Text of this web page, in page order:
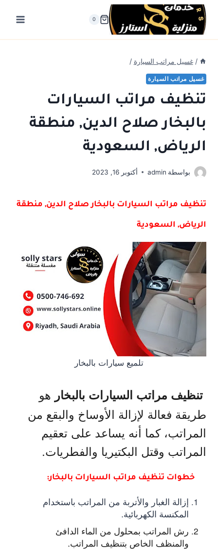
التجاوز
المحتوى
0
/ غسيل مراتب السيارة /
غسيل مراتب السيارة
تنظيف مراتب السيارات
بالبخار صلاح الدين, منطقة
الرياض, السعودية
بواسطة admin أكتوبر 16, 2023
تنظيف مراتب السيارات بالبخار صلاح الدين, منطقة
الرياض, السعودية
تلميع سيارات بالبخار
تنظيف مراتب السيارات بالبخار هو
طريقة فعالة لإزالة الأوساخ والبقع من
المراتب، كما أنه يساعد على تعقيم
المراتب وقتل البكتيريا والفطريات.
خطوات تنظيف مراتب السيارات بالبخار:
إزالة الغبار والأتربة من المراتب باستخدام
المكنسة الكهربائية.
رش المراتب بمحلول من الماء الدافئ
والمنظف الخاص بتنظيف المراتب.